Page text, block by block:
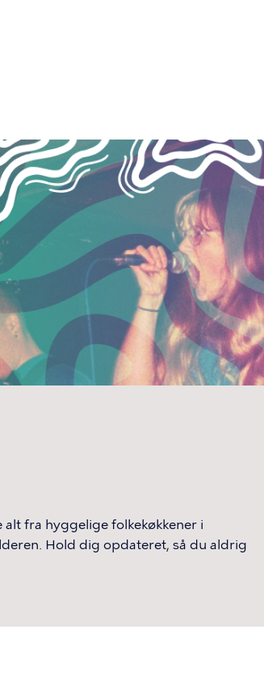
alt fra hyggelige folkekøkkener i
Hold dig opdateret, så du aldrig